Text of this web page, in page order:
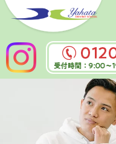
受付
19:00（土
仮入校申し込